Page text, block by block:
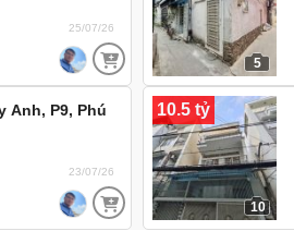
25/07/26
5
Anh, P9, Phú
23/07/26
10.5 tỷ
10